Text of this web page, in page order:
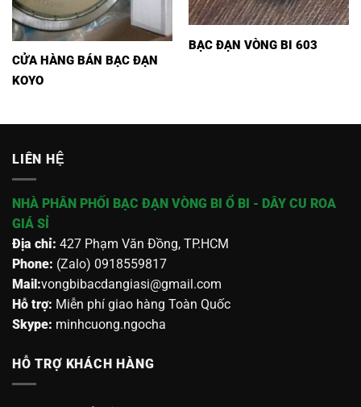
CỬA HÀNG BÁN BẠC ĐẠN
KOYO
BẠC ĐẠN VÒNG BI 603
LIÊN HỆ
NHÀ PHÂN PHỐI BẠC ĐẠN VÒNG BI Ổ BI - DÂY CU ROA
GIÁ SỈ
Địa chỉ: 427 Phạm Văn Đồng, TP.HCM
Phone: (Zalo) 0918559817
Mail:vongbibacdangiasi@gmail.com
Hỗ trợ: Miễn phí giao hàng Toàn Quốc
Skype: minhcuong.ngocha
HỖ TRỢ KHÁCH HÀNG